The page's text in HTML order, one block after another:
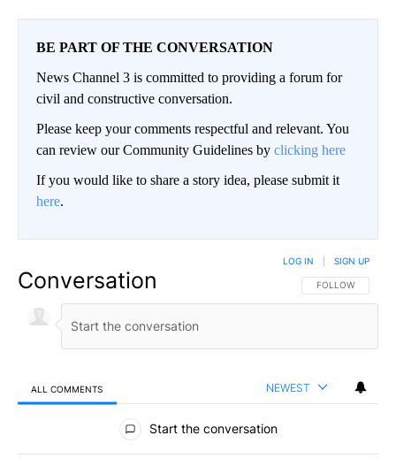
BE PART OF THE CONVERSATION
News Channel 3 is committed to providing a forum for
civil and constructive conversation.
Please keep your comments respectful and relevant. You
can review our Community Guidelines by clicking here
If you would like to share a story idea, please submit it
here.
Conversation FOLLOW THIS
FOLLOW
LOG IN SIGN UP
ALL COMMENTS NEWEST
All Comments
Start the conversation